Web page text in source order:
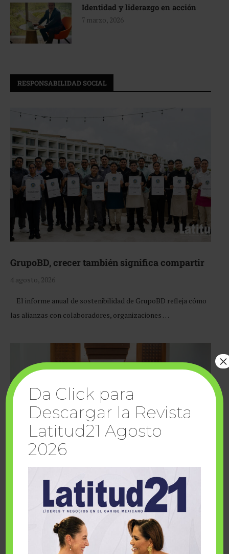
Identidad y liderazgo en acción
7 marzo, 2026
RESPONSABILIDAD SOCIAL
GrupoBD, crecer también significa compartir
4 agosto, 2026
El informe anual de sostenibilidad de GrupoBD refleja cómo
las alianzas con colaboradores, organizaciones …
Cuando la solidaridad inspira; cumplen
sueños Fairmont Mayakoba y Make-A-Wish
Da Click para
Descargar la Revista
Latitud21 Agosto
2026
×